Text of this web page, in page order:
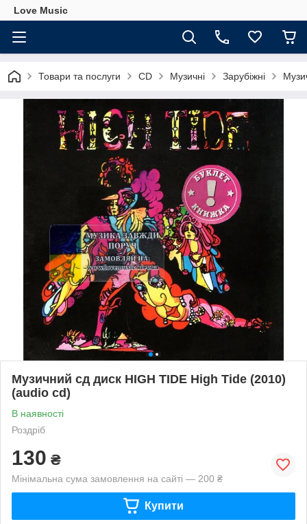
Love Music
Товари та послуги CD Музичні Зарубіжні
Музичний сд диск HIGH TIDE High Tide (2010)
(audio cd)
В наявності
Роздріб
130 ₴
Мінімальна сума замовлення на сайті — 200 ₴
Купити